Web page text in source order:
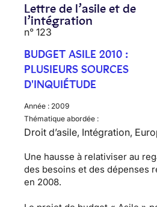
Lettre de l’asile et de
l’intégration
n° 123
BUDGET ASILE 2010 :
PLUSIEURS SOURCES
D'INQUIÉTUDE
Année : 2009
Thématique abordée :
Droit d’asile, Intégration,
Une hausse à relativiser au
des besoins et des dépenses
en 2008.